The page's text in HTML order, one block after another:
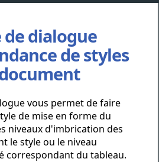
de dialogue
de styles
vous permet de faire
de mise en forme du
niveaux d'imbrication des
le style ou le niveau
correspondant du tableau.